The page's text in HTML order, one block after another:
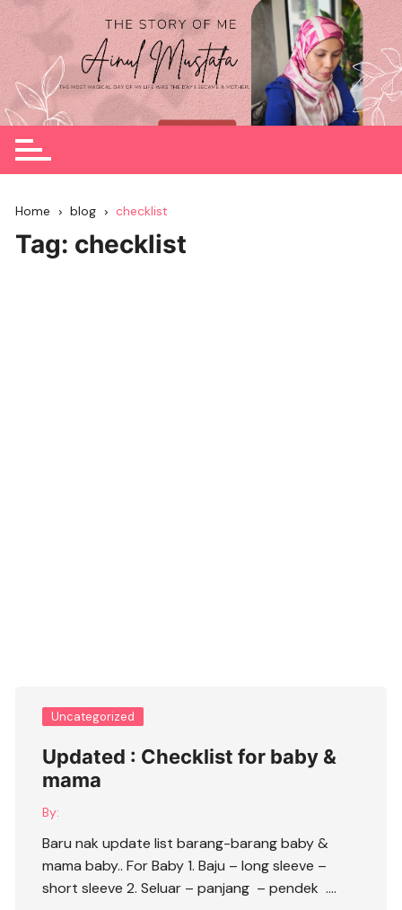
Skip
to
content
Home blog checklist
Tag: checklist
Uncategorized
Updated : Checklist for baby &
mama
By:
Baru nak update list barang-barang baby &
mama baby.. For Baby 1. Baju – long sleeve –
short sleeve 2. Seluar – panjang – pendek ….